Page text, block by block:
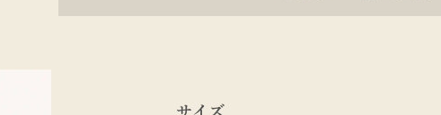
サイズ